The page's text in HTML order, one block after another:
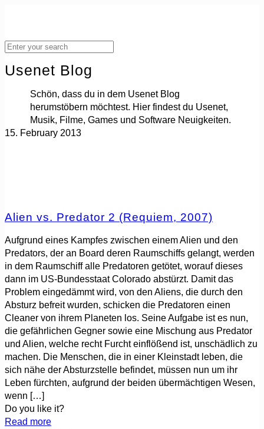
Usenet Blog
Schön, dass du in dem Usenet Blog
herumstöbern möchtest. Hier findest du Usenet,
Musik, Filme, Games und Software Neuigkeiten.
15. February 2013
Alien vs. Predator 2 (Requiem, 2007)
Aufgrund eines Kampfes zwischen einem Alien und den
Predators, der an Board deren Raumschiffs gelangt, werden
in dem Raumschiff alle Predatoren getötet, worauf dieses
dann im US-Bundesstaat Colorado abstürzt. Damit das
Problem eingedämmt wird, von den Aliens, die durch den
Absturz befreit wurden, schicken die Predatoren einen
Cleaner von ihrem Planeten los. Seine Aufgabe ist es nun,
die gefährlichen Gegner sowie eine Mischung aus Predator
und Alien, welche recht Furcht einflößend ist, unschädlich zu
machen. Die Menschen, die in einer Kleinstadt leben, die
sich nähe der Absturzstelle befindet, müssen nun um ihr
Leben fürchten, aufgrund der beiden übermächtigen Wesen,
wenn […]
Do you like it?
Read more